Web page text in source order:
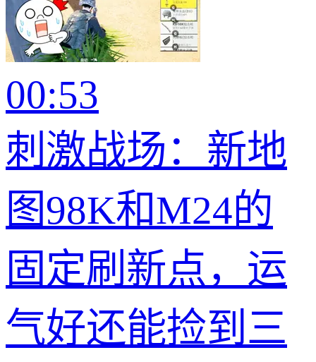
00:53
刺激战场：新地
图98K和M24的
固定刷新点，运
气好还能捡到三